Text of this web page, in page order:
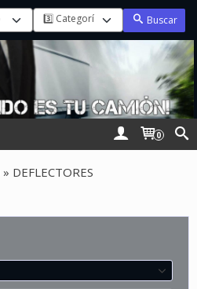
Buscar
0
» DEFLECTORES